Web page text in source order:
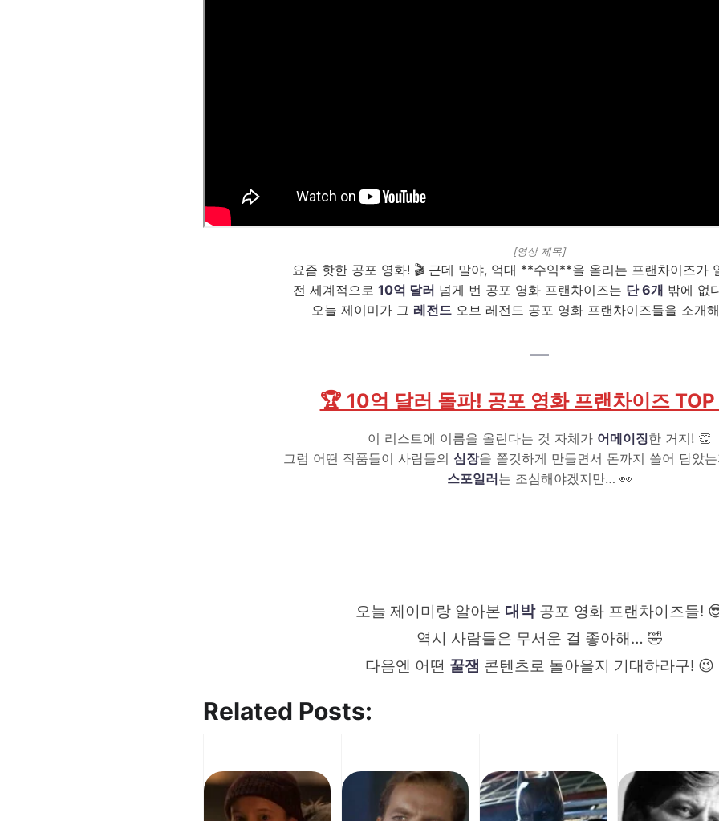
[영상 제목]
요즘 핫한 공포 영화! 🎬 근데 말야, 억대 **수익**을 올리는 프랜차이즈가
전 세계적으로 10억 달러 넘게 번 공포 영화 프랜차이즈는 단 6개 밖에 없
오늘 제이미가 그 레전드 오브 레전드 공포 영화 프랜차이즈들을 소개
–––
🏆 10억 달러 돌파! 공포 영화 프랜차이즈
이 리스트에 이름을 올린다는 것 자체가 어메이징한 거지! 👏
그럼 어떤 작품들이 사람들의 심장을 쫄깃하게 만들면서 돈까지 쓸어 담았
스포일러는 조심해야겠지만… 👀
오늘 제이미랑 알아본 대박공포 영화 프랜차이즈들!
역시 사람들은 무서운 걸 좋아해… 🤣
다음엔 어떤 꿀잼 콘텐츠로 돌아올지 기대하라구! 😉
Related Posts: